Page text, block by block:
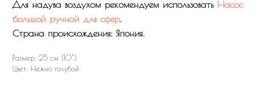
Для надува воздухом рекомендуем использовать Насос
большой ручной для сфер.
Страна происхождения: Япония.
Размер: 25 см (10")
Цвет: Нежно голубой